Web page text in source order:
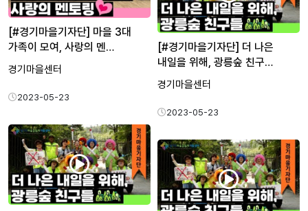
[#경기마을기자단] 마을 3대
가족이 모여, 사랑의 멘…
경기마을센터
2023-05-23
[#경기마을기자단] 더 나은
내일을 위해, 광릉숲 친구…
경기마을센터
2023-05-23